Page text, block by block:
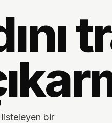
listeleyen bir